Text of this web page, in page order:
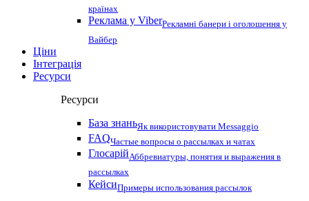
країнах
Реклама у ViberРекламні банери і оголошення у
Вайбер
Ціни
Інтеграція
Ресурси
Ресурси
База знаньЯк використовувати Messaggio
FAQЧастые вопросы о рассылках и чатах
ГлосарійАббревиатуры, понятия и выражения в
рассылках
КейсиПримеры использования рассылок